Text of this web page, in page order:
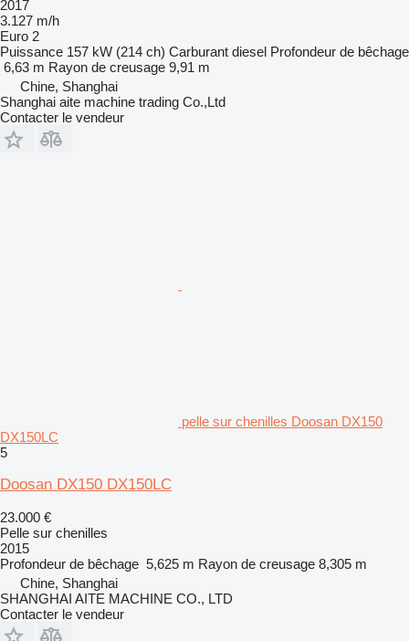
2017
3.127 m/h
Euro 2
Puissance 157 kW (214 ch) Carburant diesel Profondeur de bêchage
6,63 m Rayon de creusage 9,91 m
Chine, Shanghai
Shanghai aite machine trading Co.,Ltd
Contacter le vendeur
pelle sur chenilles Doosan DX150
DX150LC
5
Doosan DX150 DX150LC
23.000 €
Pelle sur chenilles
2015
Profondeur de bêchage 5,625 m Rayon de creusage 8,305 m
Chine, Shanghai
SHANGHAI AITE MACHINE CO., LTD
Contacter le vendeur